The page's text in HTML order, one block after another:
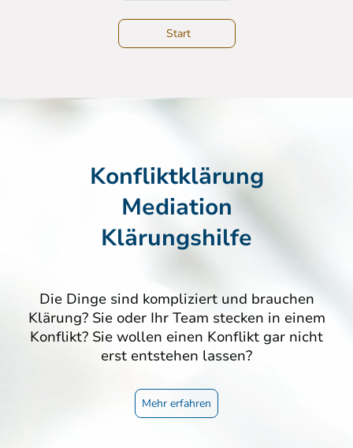
Start
Konfliktklärung
Mediation
Klärungshilfe
Die Dinge sind kompliziert und brauchen
Klärung? Sie oder Ihr Team stecken in einem
Konflikt? Sie wollen einen Konflikt gar nicht
erst entstehen lassen?
Mehr erfahren